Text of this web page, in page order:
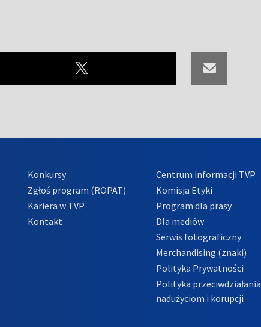
Konkursy
Zgłoś program (ROPAT)
Kariera w TVP
Kontakt
Centrum informacji TVP
Komisja Etyki
Program dla prasy
Dla mediów
Serwis fotograficzny
Merchandising (znaki)
Polityka Prywatności
Polityka przeciwdziałania
nadużyciom i korupcji